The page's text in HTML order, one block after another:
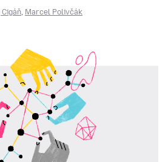
, Marcel Polivčák